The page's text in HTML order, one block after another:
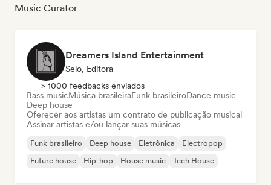
Music Curator
Dreamers Island Entertainment
Selo, Editora
> 1000 feedbacks enviados
Bass musicMúsica brasileiraFunk brasileiroDance music
Deep house
Oferecer aos artistas um contrato de publicação musical
Assinar artistas e/ou lançar suas músicas
Funk brasileiro Deep house Eletrônica
Electropop
Future house
Hip-hop House music Tech House